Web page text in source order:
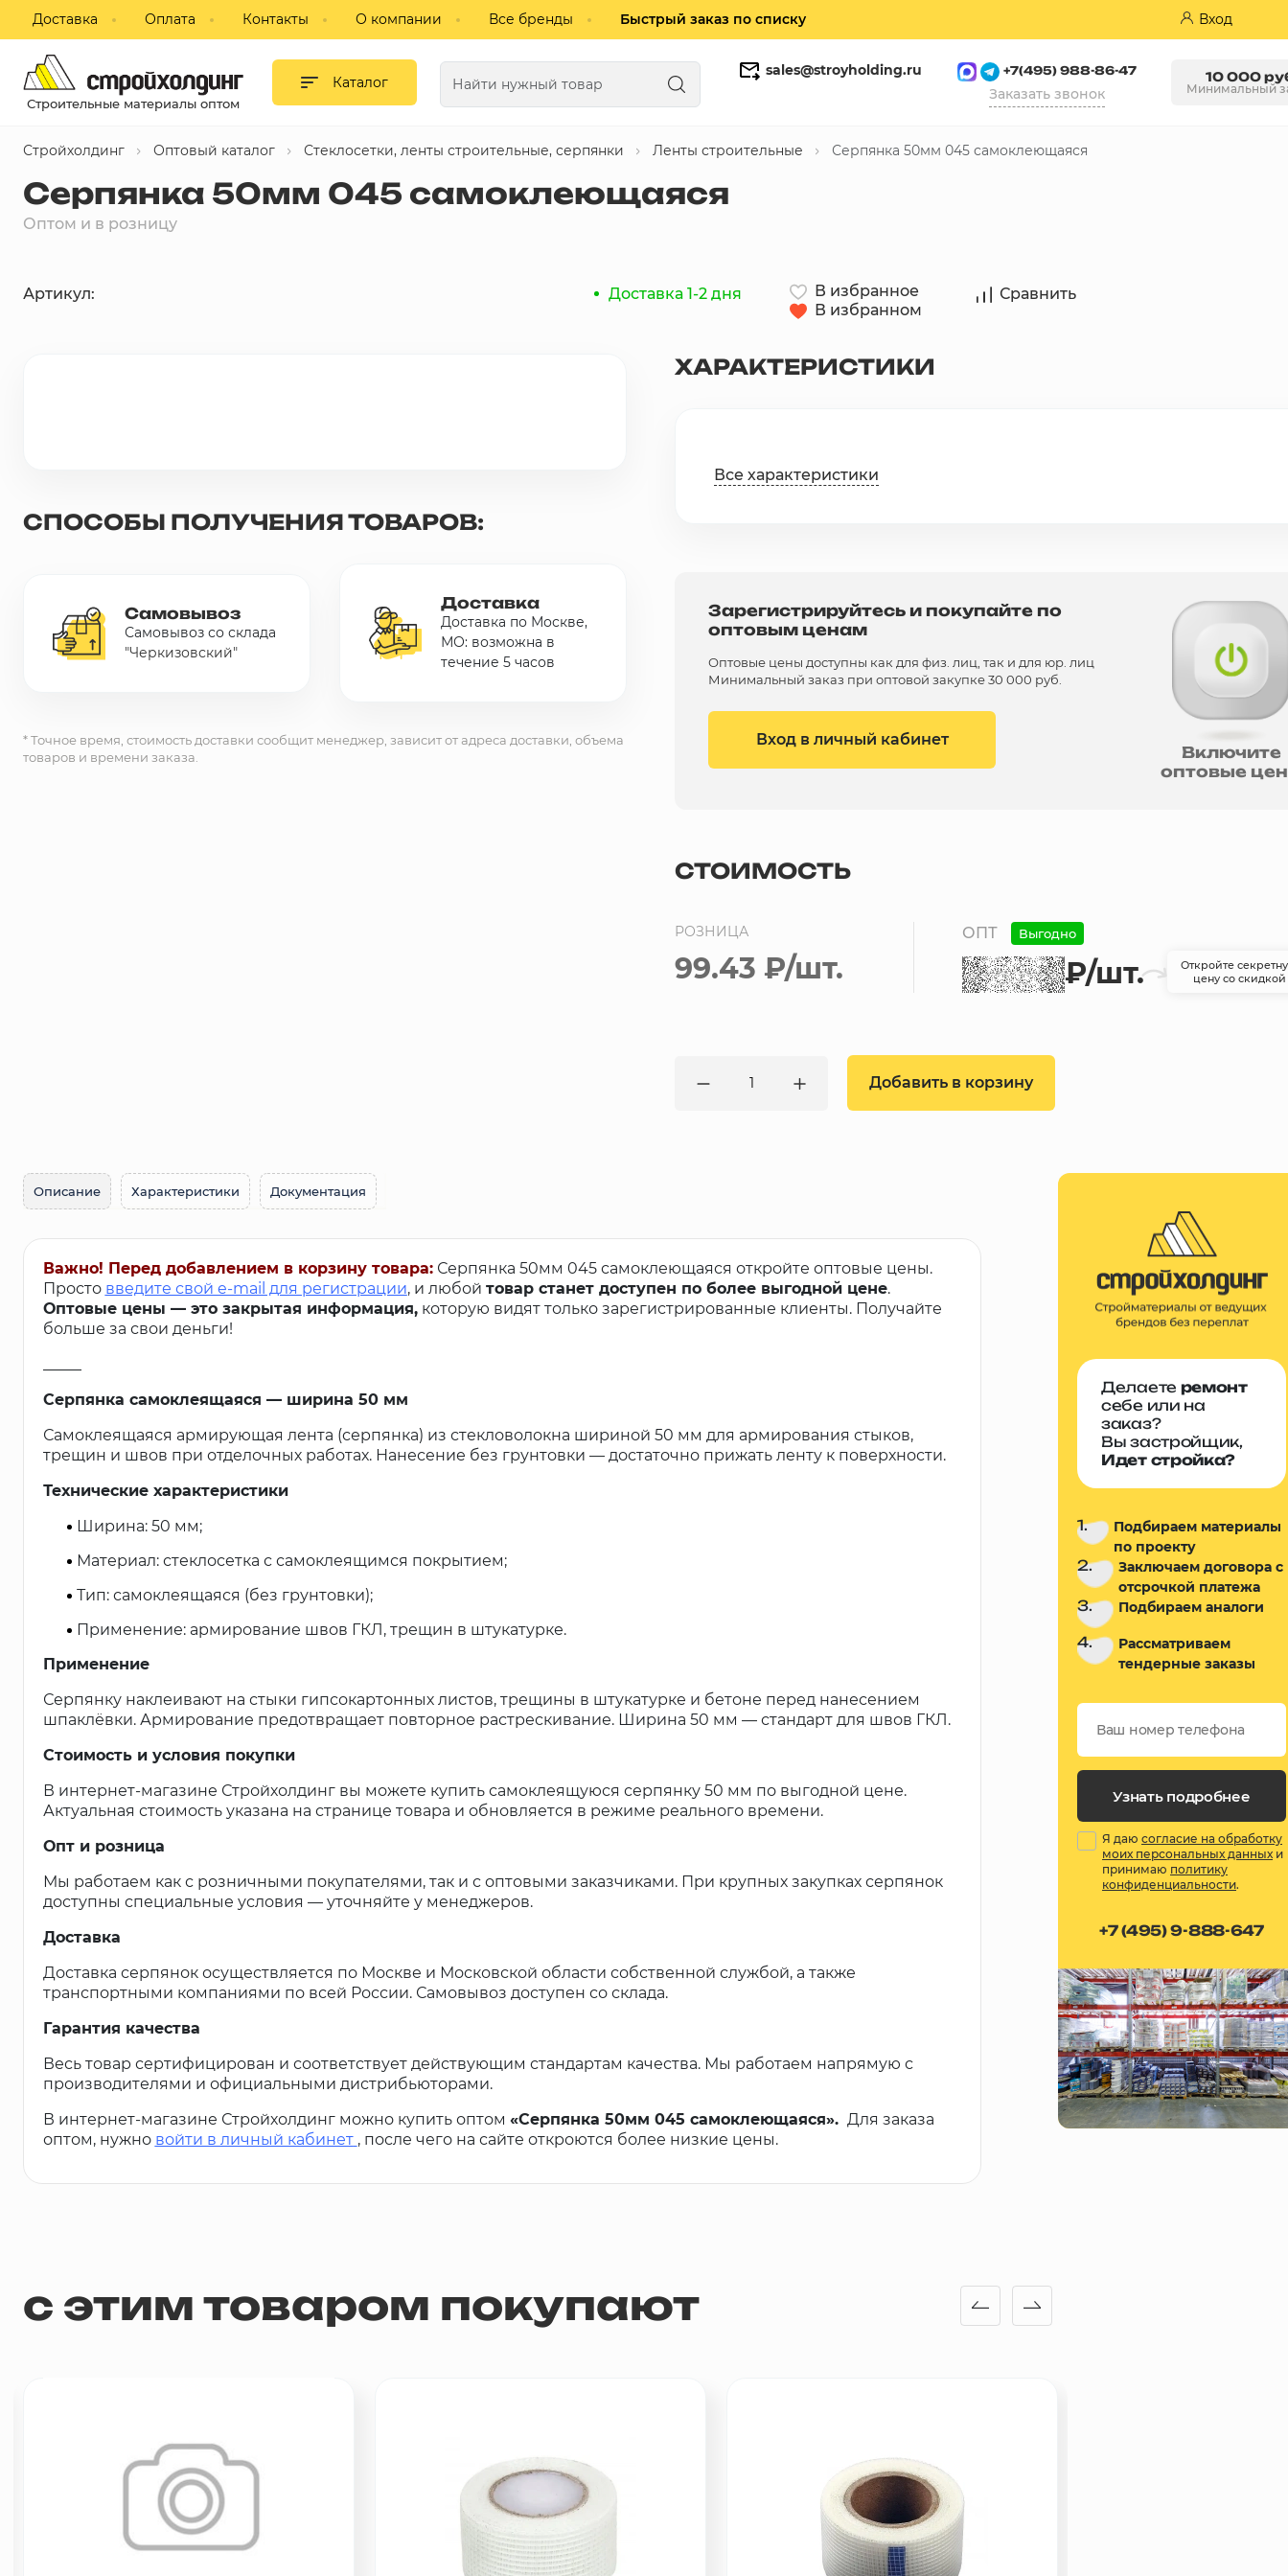
Доставка Оплата Контакты О компании Все бренды Быстрый заказ по списку Вход
Строительные материалы оптом
Каталог
sales@stroyholding.ru +7(495) 988-86-47
Заказать звонок
10 000
Минимальный
Гипсокартон и листовые
материалы
Сухие смеси
Профиль, комплектующие для
ГКЛ
пазогребневые, кирпич
Инструмент и оборудование
Стеклосетки, ленты
Газобетонные блоки
Стройхолдинг Оптовый каталог Стеклосетки, ленты строительные, серпянки Ленты строительные Серпянка 50мм 045 самоклеющаяся
Серпянка 50мм 045 самоклеющаяся
Оптом и в розницу
Артикул: Доставка 1-2 дня
В избранное
В избранном
Сравнить
СПОСОБЫ ПОЛУЧЕНИЯ ТОВАРОВ:
Самовывоз
Самовывоз со склада
"Черкизовский"
Доставка
Доставка по Москве,
МО: возможна в
течение 5 часов
* Точное время, стоимость доставки сообщит менеджер, зависит от адреса доставки, объема
товаров и времени заказа.
ХАРАКТЕРИСТИКИ
Все характеристики
Зарегистрируйтесь и покупайте по
оптовым ценам
Оптовые цены доступны как для физ. лиц, так и для юр. лиц
Минимальный заказ при оптовой закупке 30 000 руб.
Вход в личный кабинет
Включите
оптовые
СТОИМОСТЬ
РОЗНИЦА
99.43 ₽/шт.
ОПТ Выгодно
₽/шт.
Откройте
цену со скидкой
Добавить в корзину
Описание Характеристики Документация
Важно! Перед добавлением в корзину товара: Серпянка 50мм 045 самоклеющаяся откройте оптовые цены.
Просто введите свой e-mail для регистрации, и любой товар станет доступен по более выгодной цене.
Оптовые цены — это закрытая информация,которую видят только зарегистрированные клиенты. Получайте
больше за свои деньги!
Серпянка самоклеящаяся — ширина 50 мм
Самоклеящаяся армирующая лента (серпянка) из стекловолокна шириной 50 мм для армирования стыков,
трещин и швов при отделочных работах. Нанесение без грунтовки — достаточно прижать ленту к поверхности.
Технические характеристики
Ширина: 50 мм;
Материал: стеклосетка с самоклеящимся покрытием;
Тип: самоклеящаяся (без грунтовки);
Применение: армирование швов ГКЛ, трещин в штукатурке.
Применение
Серпянку наклеивают на стыки гипсокартонных листов, трещины в штукатурке и бетоне перед нанесением
шпаклёвки. Армирование предотвращает повторное растрескивание. Ширина 50 мм — стандарт для швов ГКЛ.
Стоимость и условия покупки
В интернет-магазине Стройхолдинг вы можете купить самоклеящуюся серпянку 50 мм по выгодной цене.
Актуальная стоимость указана на странице товара и обновляется в режиме реального времени.
Опт и розница
Мы работаем как с розничными покупателями, так и с оптовыми заказчиками. При крупных закупках серпянок
доступны специальные условия — уточняйте у менеджеров.
Доставка
Доставка серпянок осуществляется по Москве и Московской области собственной службой, а также
транспортными компаниями по всей России. Самовывоз доступен со склада.
Гарантия качества
Весь товар сертифицирован и соответствует действующим стандартам качества. Мы работаем напрямую с
производителями и официальными дистрибьюторами.
В интернет-магазине Стройхолдинг можно купить оптом «Серпянка 50мм 045 самоклеющаяся». Для заказа
оптом, нужно войти в личный кабинет , после чего на сайте откроются более низкие цены.
с этим товаром покупают
Делаете ремонт
себе или на
заказ?
Вы застройщик,
Идет стройка?
1.
Подбираем материалы
по проекту
2.
Заключаем договора с
отсрочкой платежа
3. Подбираем аналоги
4.
Рассматриваем
тендерные заказы
Узнать подробнее
Я даю согласие на обработку
моих персональных данных и
принимаю политику
конфиденциальности.
+7 (495) 9-888-647